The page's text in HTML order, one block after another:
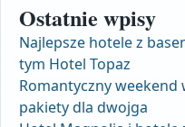
Ostatnie wpisy
Najlepsze hotele z
tym Hotel Topaz
Romantyczny
pakiety dla dwojga